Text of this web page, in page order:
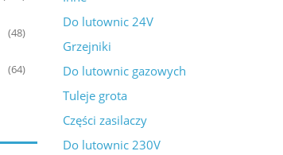
(48)
(64)
Do lutownic 24V
Grzejniki
Do lutownic gazowych
Tuleje grota
Części zasilaczy
Do lutownic 230V